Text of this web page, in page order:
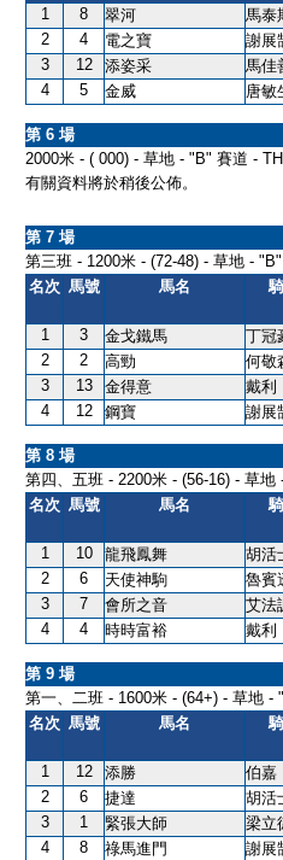
1 8 翠河 馬泰
2
4 電之寶 謝展
3
12 添姿采 馬佳
4
5 金威 唐敏
第 6 場
2000米 - ( 000) - 草地 - "B" 賽道 -
有關資料將於稍後公佈。
第 7 場
第三班 - 1200米 - (72-48) - 草地 -
名次 馬號 馬名
1 3 金戈鐵馬 丁冠
2
2 高勁 何敬
3
13 金得意 戴利
4
12 鋼寶 謝展
第 8 場
第四、五班 - 2200米 - (56-16) - 草
名次 馬號 馬名
1 10 龍飛鳳舞 胡活
2
6 天使神駒 魯賓
3
7 會所之音 艾法
4
4 時時富裕 戴利
第 9 場
第一、二班 - 1600米 - (64+) - 草地
名次 馬號 馬名
1 12 添勝 伯嘉
2
6 捷達 胡活
3
1 緊張大師 梁立
4
8 祿馬進門 謝展